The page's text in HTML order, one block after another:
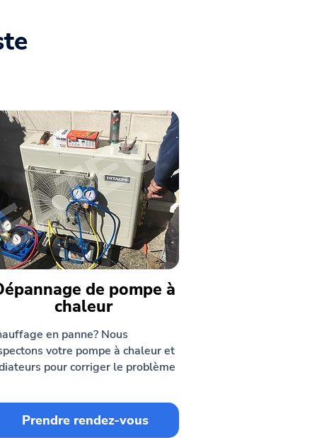
de pompe à
chaleur
en panne? Nous
votre pompe à chaleur et
pour corriger le problème
Prendre rendez-vous